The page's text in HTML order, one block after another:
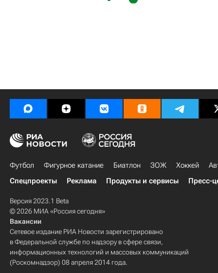
Футбол Фигурное катание Биатлон ЗОЖ Хоккей
Спецпроекты
Реклама Продукты и сервисы Пресс-
Версия 2023.1 Beta
© 2026 МИА «Россия сегодня»
Вакансии
Сетевое издание РИА Новости зарегистрировано
в Федеральной службе по надзору в сфере связи,
информационных технологий и массовых коммуникаций
(Роскомнадзор) 08 апреля 2014 года.